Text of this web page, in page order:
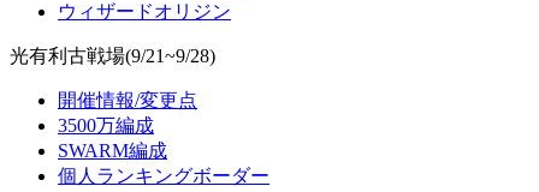
ウィザードオリジン
光有利古戦場(9/21~9/28)
開催情報/変更点
3500万編成
SWARM編成
個人ランキングボーダー